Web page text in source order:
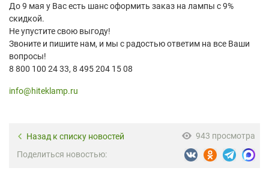
До 9 мая у Вас есть шанс оформить заказ на лампы с 9%
скидкой.
Не упустите свою выгоду!
Звоните и пишите нам, и мы с радостью ответим на все Ваши
вопросы!
8 800 100 24 33, 8 495 204 15 08
info@hiteklamp.ru
Назад к списку новостей
943 просмотра
Поделиться новостью: